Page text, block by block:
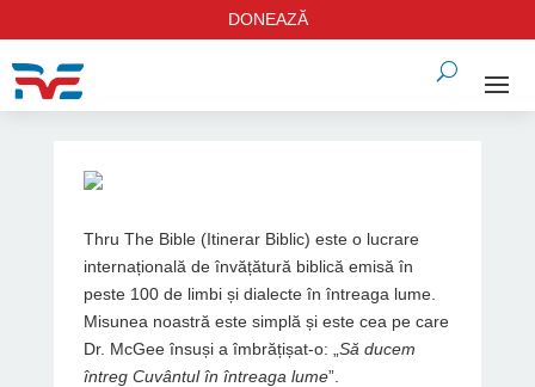
DONEAZĂ
Thru The Bible (Itinerar Biblic) este o lucrare
internațională de învățătură biblică emisă în
peste 100 de limbi și dialecte în întreaga lume.
Misunea noastră este simplă și este cea pe care
Dr. McGee însuși a îmbrățișat-o: „ Să ducem
întreg Cuvântul în întreaga lume”.